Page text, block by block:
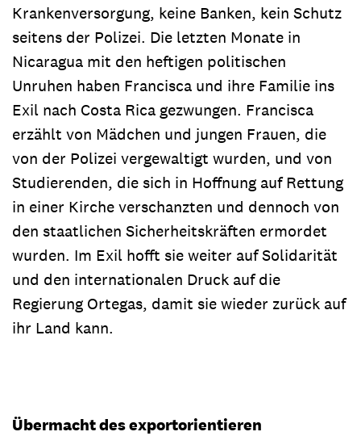
Krankenversorgung, keine Banken, kein Schutz
seitens der Polizei. Die letzten Monate in
Nicaragua mit den heftigen politischen
Unruhen haben Francisca und ihre Familie ins
Exil nach Costa Rica gezwungen. Francisca
erzählt von Mädchen und jungen Frauen, die
von der Polizei vergewaltigt wurden, und von
Studierenden, die sich in Hoffnung auf Rettung
in einer Kirche verschanzten und dennoch von
den staatlichen Sicherheitskräften ermordet
wurden. Im Exil hofft sie weiter auf Solidarität
und den internationalen Druck auf die
Regierung Ortegas, damit sie wieder zurück auf
ihr Land kann.
Übermacht des exportorientieren